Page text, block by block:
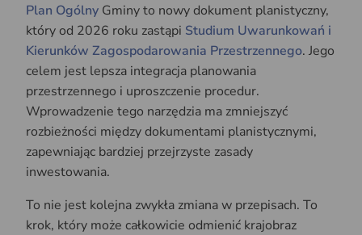
Plan Ogólny Gminy to nowy dokument planistyczny,
który od 2026 roku zastąpi Studium Uwarunkowań i
Kierunków Zagospodarowania Przestrzennego. Jego
celem jest lepsza integracja planowania
przestrzennego i uproszczenie procedur.
Wprowadzenie tego narzędzia ma zmniejszyć
rozbieżności między dokumentami planistycznymi,
zapewniając bardziej przejrzyste zasady
inwestowania.
To nie jest kolejna zwykła zmiana w przepisach. To
krok, który może całkowicie odmienić krajobraz